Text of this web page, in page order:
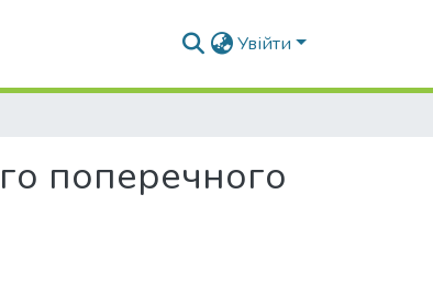
Увійти
поперечного